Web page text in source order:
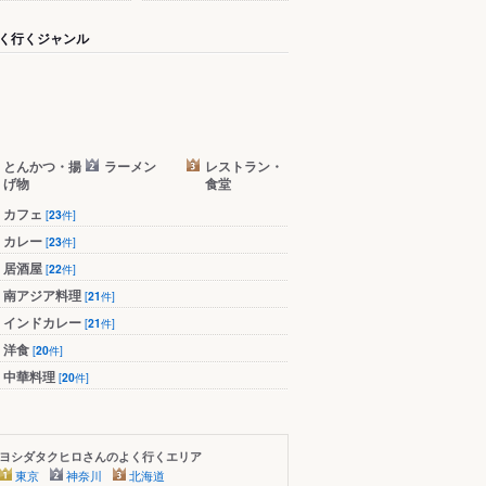
行くジャンル
とんかつ・揚
げ物
ラーメン
レストラン・
食堂
カフェ [23件]
カレー [23件]
居酒屋 [22件]
南アジア料理 [21件]
インドカレー [21件]
洋食 [20件]
中華料理 [20件]
ヨシダタクヒロさんのよく行くエリア
東京 神奈川 北海道